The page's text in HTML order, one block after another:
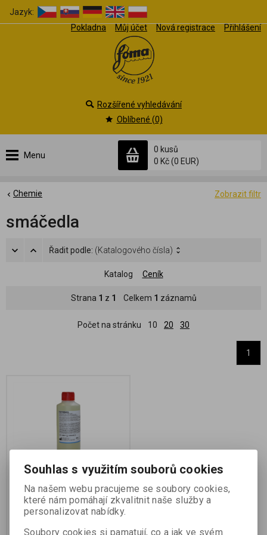
Jazyk:
Pokladna
Můj účet Nová registrace Přihlášení
Menu
0 kusů
0 Kč(0 EUR)
Rozšířené vyhledávání
Oblíbené (0)
Zobrazit filtr
Chemie
smáčedla
Řadit podle: (Katalogového čísla)
Katalog Ceník
Strana 1 z 1 Celkem 1 záznamů
Počet na stránku 10 20 30
1
Katalogové číslo:72403
koncentrovaný roztok smáčedla
Souhlas s využitím souborů cookies
Na našem webu pracujeme se soubory cookies,
které nám pomáhají zkvalitnit naše služby a
personalizovat nabídky.
Soubory cookies si pamatují, co a jak ve svém